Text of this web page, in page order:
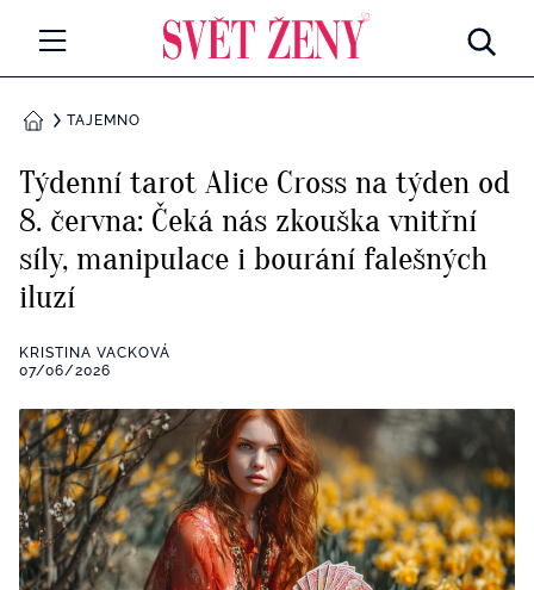
Všechny kategorie
Rozhovory
RETROHUBKY
PSYCHOLOGIE
Seberozvoj
ZDRAVÍ
Životní styl
ZÁBAVA
Všechny kategorie
Testy a kvízy
BYDLENÍ
Všechny kategorie
Tvoření
BurdaMedia
Extra
DOMŮTAJEMNO
Týdenní tarot Alice Cross na týden od
8. června: Čeká nás zkouška vnitřní
síly, manipulace i bourání falešných
iluzí
KRISTINA VACKOVÁ
07/06/2026